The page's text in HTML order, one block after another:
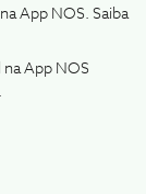
App NOS. Saiba
App NOS